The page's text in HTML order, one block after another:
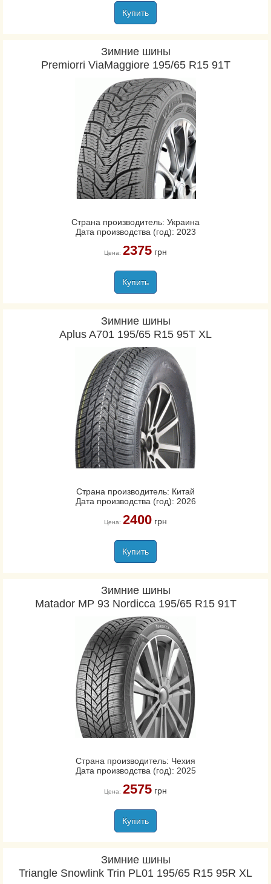
Купить
Зимние шины
Premiorri ViaMaggiore 195/65 R15 91T
Страна производитель: Украина
Дата производства (год): 2023
Цена: 2375грн
Купить
Зимние шины
Aplus A701 195/65 R15 95T XL
Страна производитель: Китай
Дата производства (год): 2026
Цена: 2400грн
Купить
Зимние шины
Matador MP 93 Nordicca 195/65 R15 91T
Страна производитель: Чехия
Дата производства (год): 2025
Цена: 2575грн
Купить
Зимние шины
Triangle Snowlink Trin PL01 195/65 R15 95R XL